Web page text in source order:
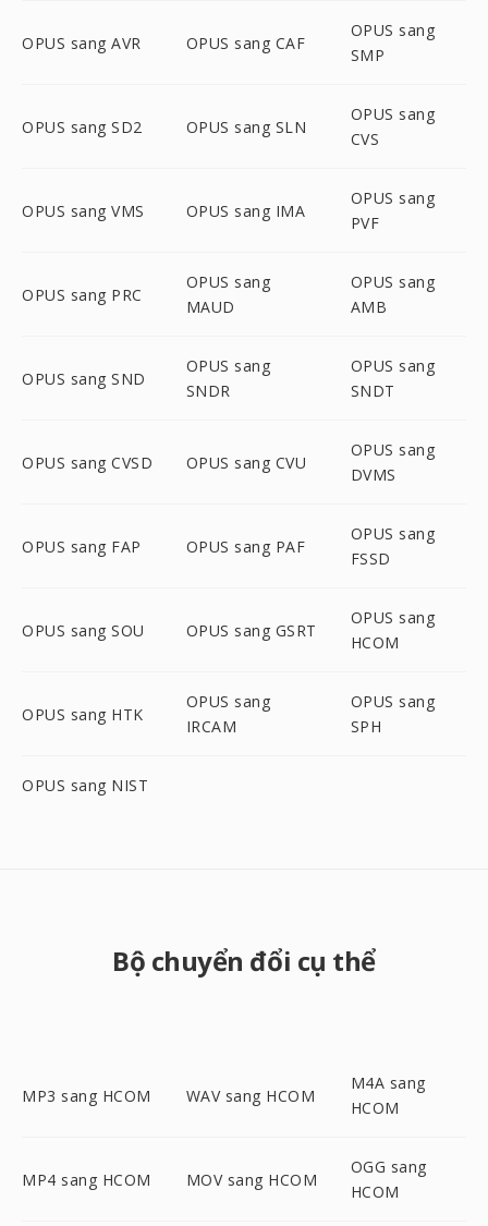
OPUS sang AVR OPUS sang CAF
OPUS sang
SMP
OPUS sang SD2 OPUS sang SLN
OPUS sang
CVS
OPUS sang VMS OPUS sang IMA
OPUS sang
PVF
OPUS sang PRC
OPUS sang
MAUD
OPUS sang
AMB
OPUS sang SND
OPUS sang
SNDR
OPUS sang
SNDT
OPUS sang CVSD OPUS sang CVU
OPUS sang
DVMS
OPUS sang FAP OPUS sang PAF
OPUS sang
FSSD
OPUS sang SOU OPUS sang GSRT
OPUS sang
HCOM
OPUS sang HTK
OPUS sang
IRCAM
OPUS sang
SPH
OPUS sang NIST
Bộ chuyển đổi cụ thể
MP3 sang HCOM WAV sang HCOM
M4A sang
HCOM
MP4 sang HCOM MOV sang HCOM
OGG sang
HCOM